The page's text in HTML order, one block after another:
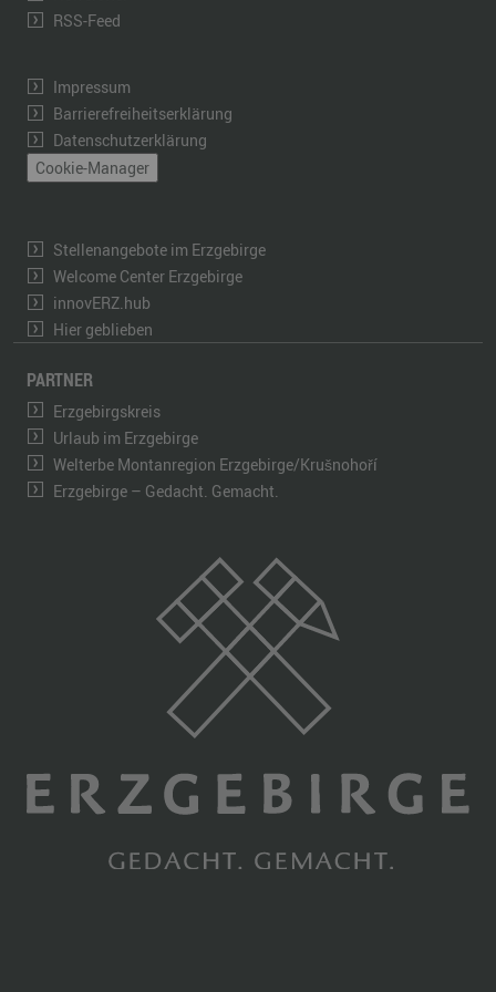
RSS-Feed
Impressum
Barrierefreiheitserklärung
Datenschutzerklärung
Cookie-Manager
Stellenangebote im Erzgebirge
Welcome Center Erzgebirge
innovERZ.hub
Hier geblieben
PARTNER
Erzgebirgskreis
Urlaub im Erzgebirge
Welterbe Montanregion Erzgebirge/Krušnohoří
Erzgebirge – Gedacht. Gemacht.